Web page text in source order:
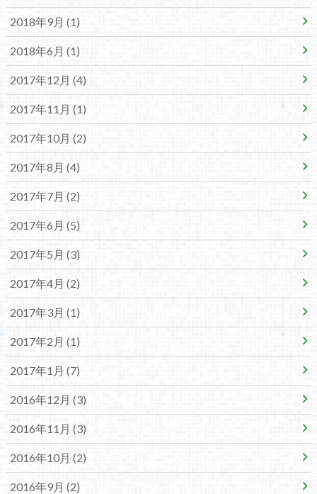
2018年9月 (1)
2018年6月 (1)
2017年12月 (4)
2017年11月 (1)
2017年10月 (2)
2017年8月 (4)
2017年7月 (2)
2017年6月 (5)
2017年5月 (3)
2017年4月 (2)
2017年3月 (1)
2017年2月 (1)
2017年1月 (7)
2016年12月 (3)
2016年11月 (3)
2016年10月 (2)
2016年9月 (2)